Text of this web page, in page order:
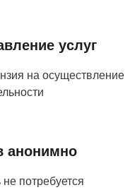
услуг
на осуществление
анонимно
потребуется